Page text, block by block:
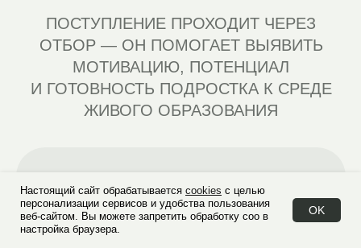
БЕЗОПАСНОЙ И
РАЗВИВАЮЩЕЙ
СРЕДЕ,
СОЗДАННОЙ ДЛЯ
ОБЩЕНИЯ
СМОТРЕТЬ
ВИДЕО
СВЕДЕНИЯ
ОБРАЗОВАТЕЛЬНОЙ
Настоящий сайт обрабатывается cookies с целью
персонализации сервисов и удобства пользования
веб-сайтом. Вы можете запретить обработку соо в
настройка браузера.
OK